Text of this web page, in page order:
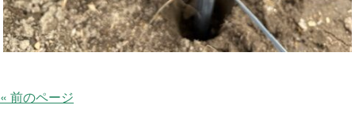
« 前のページ